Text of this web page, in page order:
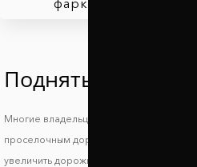
Поднять Опель
Многие владельцы автомобилей Opel
проселочным дорогам и загородным
увеличить дорожный просвет Опель